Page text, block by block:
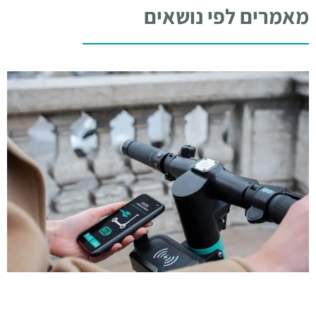
מאמרים לפי נושאים